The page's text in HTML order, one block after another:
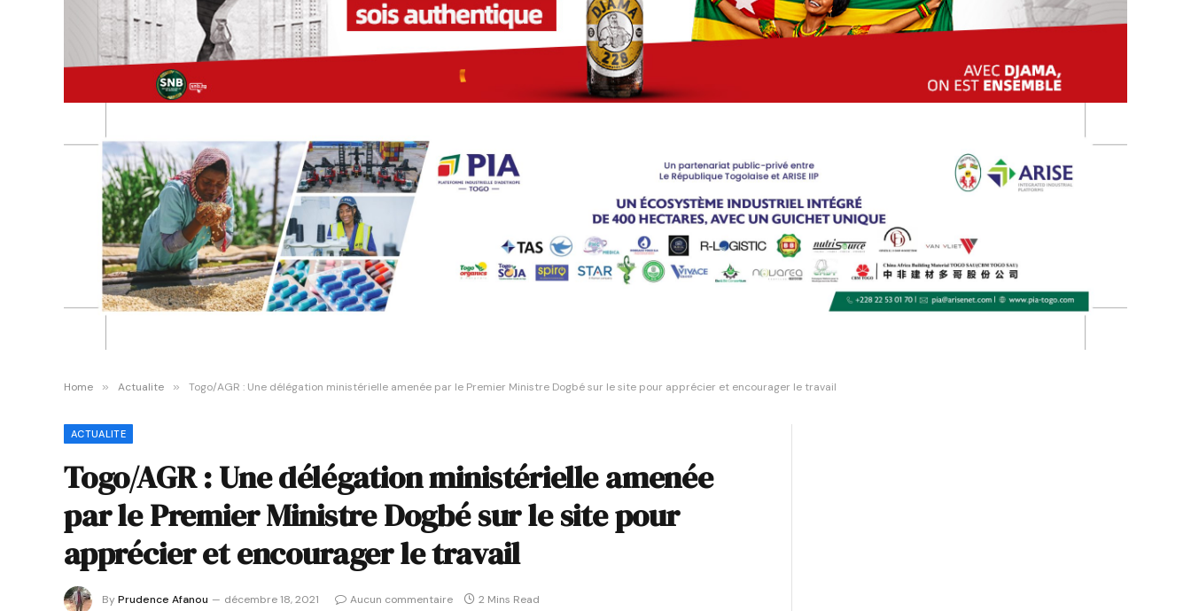
Home » Actualite » Togo/AGR : Une délégation ministérielle amenée par le Premier Ministre Dogbé sur le site pour apprécier et encourager le travail
ACTUALITE
Togo/AGR : Une délégation ministérielle amenée
par le Premier Ministre Dogbé sur le site pour
apprécier et encourager le travail
ByPrudence Afanou décembre 18, 2021 Aucun commentaire 2 Mins Read